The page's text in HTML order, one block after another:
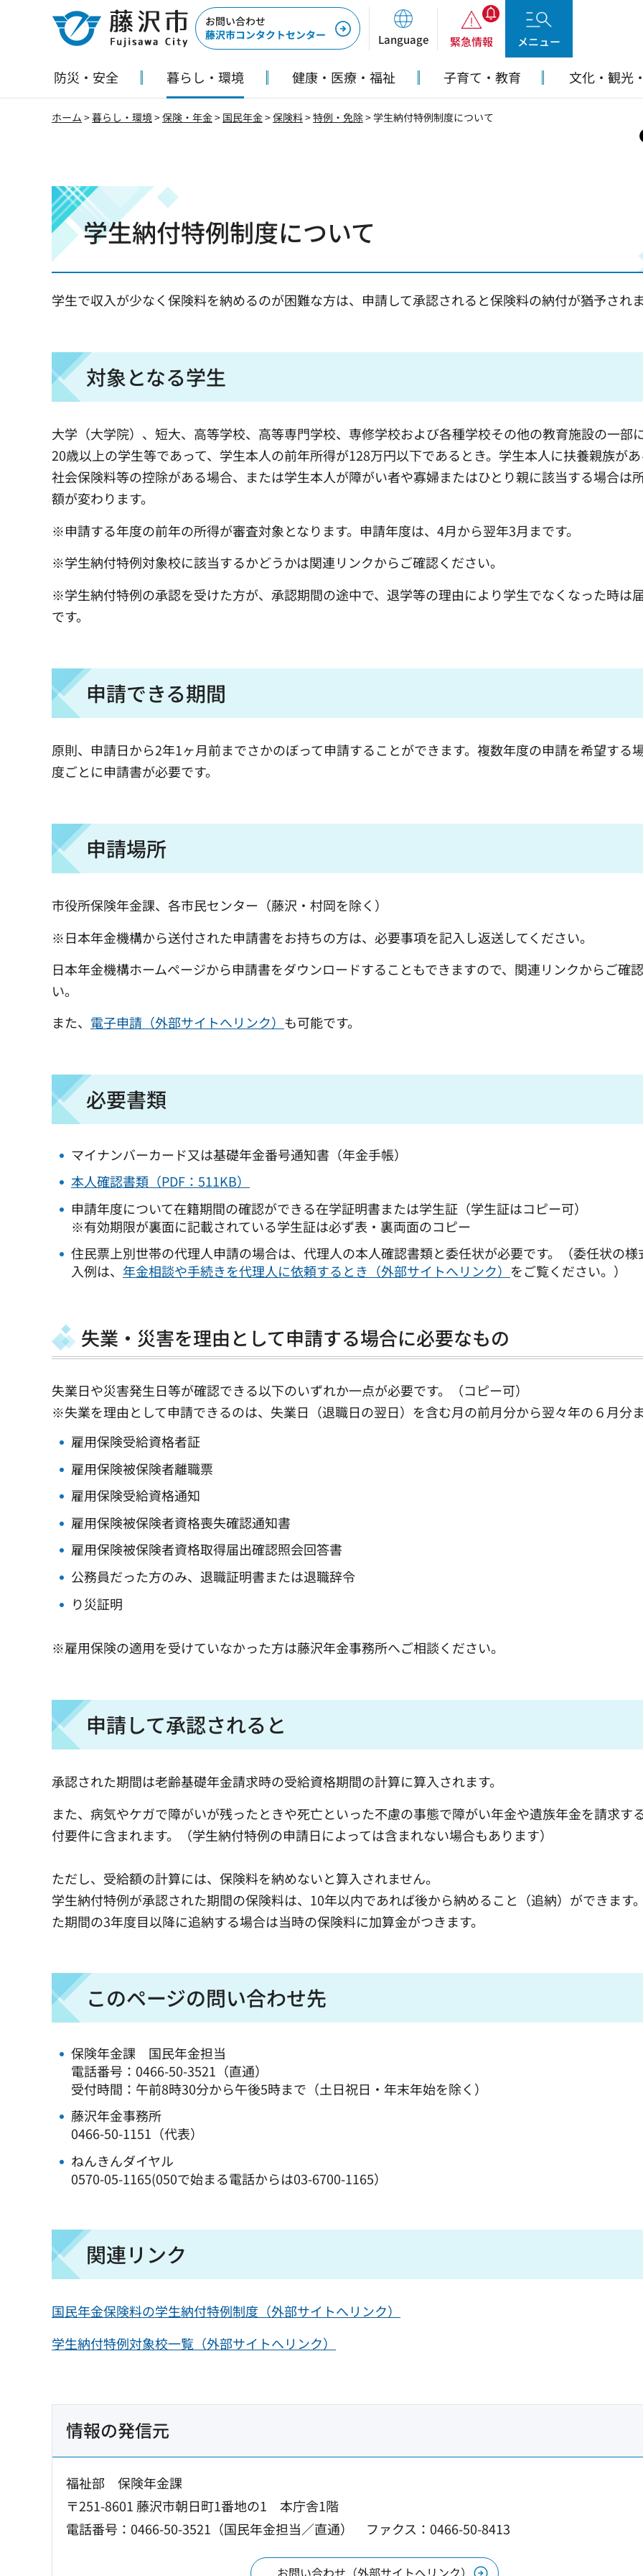
藤沢市
お問い合わせ
藤沢市コンタクトセンター
Language 緊急情報 メニュー
防災・安全 暮らし・環境 健康・医療・福祉 子育て・教育 文化・観光
ホーム >暮らし・環境>保険・年金> 国民年金>保険料>特例・免除> 学生納付特例制度について
学生納付特例制度について
学生で収入が少なく保険料を納めるのが困難な方は、申請して承認されると保険料の納付が猶予されま
対象となる学生
大学（大学院）、短大、高等学校、高等専門学校、専修学校および各種学校その他の教育施設の一部
20歳以上の学生等であって、学生本人の前年所得が128万円以下であるとき。学生本人に扶養親族が
社会保険料等の控除がある場合、または学生本人が障がい者や寡婦またはひとり親に該当する場合は
額が変わります。
※申請する年度の前年の所得が審査対象となります。申請年度は、4月から翌年3月まです。
※学生納付特例対象校に該当するかどうかは関連リンクからご確認ください。
※学生納付特例の承認を受けた方が、承認期間の途中で、退学等の理由により学生でなくなった時は
です。
申請できる期間
原則、申請日から2年1ヶ月前までさかのぼって申請することができます。複数年度の申請を希望する
度ごとに申請書が必要です。
申請場所
市役所保険年金課、各市民センター（藤沢・村岡を除く）
※日本年金機構から送付された申請書をお持ちの方は、必要事項を記入し返送してください。
日本年金機構ホームページから申請書をダウンロードすることもできますので、関連リンクからご確
い。
また、 電子申請（外部サイトへリンク） も可能です。
必要書類
マイナンバーカード又は基礎年金番号通知書（年金手帳）
本人確認書類（PDF：511KB）
申請年度について在籍期間の確認ができる在学証明書または学生証（学生証はコピー可）
※有効期限が裏面に記載されている学生証は必ず表・裏両面のコピー
住民票上別世帯の代理人申請の場合は、代理人の本人確認書類と委任状が必要です。（委任状の様
入例は、 年金相談や手続きを代理人に依頼するとき（外部サイトへリンク） をご覧ください。）
失業・災害を理由として申請する場合に必要なもの
失業日や災害発生日等が確認できる以下のいずれか一点が必要です。（コピー可）
※失業を理由として申請できるのは、失業日（退職日の翌日）を含む月の前月分から翌々年の６月分ま
雇用保険受給資格者証
雇用保険被保険者離職票
雇用保険受給資格通知
雇用保険被保険者資格喪失確認通知書
雇用保険被保険者資格取得届出確認照会回答書
公務員だった方のみ、退職証明書または退職辞令
り災証明
※雇用保険の適用を受けていなかった方は藤沢年金事務所へご相談ください。
申請して承認されると
承認された期間は老齢基礎年金請求時の受給資格期間の計算に算入されます。
また、病気やケガで障がいが残ったときや死亡といった不慮の事態で障がい年金や遺族年金を請求す
付要件に含まれます。（学生納付特例の申請日によっては含まれない場合もあります）
ただし、受給額の計算には、保険料を納めないと算入されません。
学生納付特例が承認された期間の保険料は、10年以内であれば後から納めること（追納）ができます
た期間の3年度目以降に追納する場合は当時の保険料に加算金がつきます。
このページの問い合わせ先
保険年金課 国民年金担当
電話番号：0466-50-3521（直通）
受付時間：午前8時30分から午後5時まで（土日祝日・年末年始を除く）
藤沢年金事務所
0466-50-1151（代表）
ねんきんダイヤル
0570-05-1165(050で始まる電話からは03-6700-1165）
関連リンク
国民年金保険料の学生納付特例制度（外部サイトへリンク）
学生納付特例対象校一覧（外部サイトへリンク）
情報の発信元
福祉部 保険年金課
〒251-8601 藤沢市朝日町1番地の1 本庁舎1階
電話番号：0466-50-3521（国民年金担当／直通）
ファクス：0466-50-8413
お問い合わせ（外部サイトへリンク）